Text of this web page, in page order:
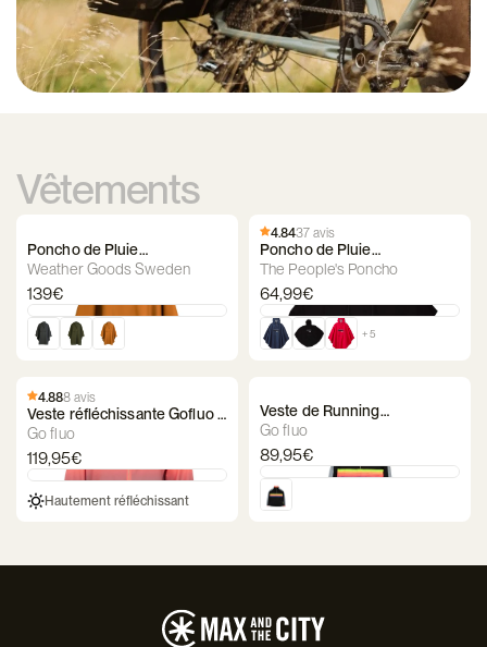
Vêtements
Poncho de Pluie
Imperméable - Weather
Goods Sweden
Weather Goods Sweden
139€
4.8437 avis
Poncho de Pluie
Imperméable - The People's
Poncho
The People's Poncho
64,99€
+ 5
4.888 avis
Veste réfléchissante Gofluo –
Billie Coral Reflective
Go fluo
119,95€
Hautement réfléchissant
Veste de Running
Réfléchissante Go Fluo
Go fluo
89,95€